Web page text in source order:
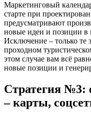
Маркетинговый
старте при
предусматривают
новые идеи и позиции в
Исключение – только те
проходном
этом случае вам всё
новые позиции и
Стратегия №3:
– карты,